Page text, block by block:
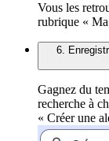
Vous les
rubrique «
6.
Gagnez du
recherche à
« Créer une